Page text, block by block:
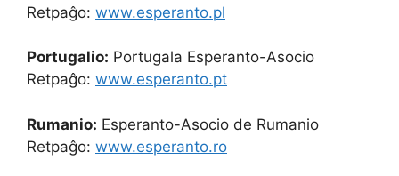
Retpaĝo: www.esperanto.pl
Portugalio: Portugala Esperanto-Asocio
Retpaĝo: www.esperanto.pt
Rumanio: Esperanto-Asocio de Rumanio
Retpaĝo: www.esperanto.ro